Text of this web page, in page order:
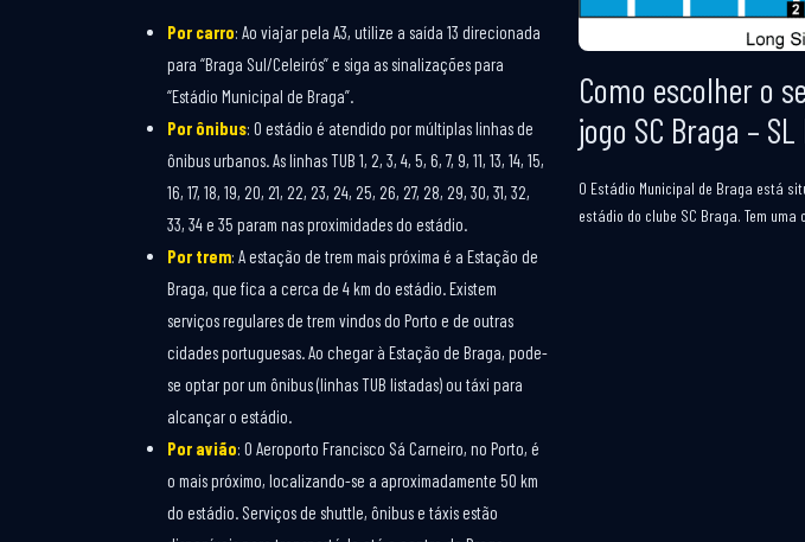
Por carro: Ao viajar pela A3, utilize a saída 13 direcionada
para “Braga Sul/Celeirós” e siga as sinalizações para
“Estádio Municipal de Braga”.
Por ônibus: O estádio é atendido por múltiplas linhas de
ônibus urbanos. As linhas TUB 1, 2, 3, 4, 5, 6, 7, 9, 11, 13, 14, 15,
16, 17, 18, 19, 20, 21, 22, 23, 24, 25, 26, 27, 28, 29, 30, 31, 32,
33, 34 e 35 param nas proximidades do estádio.
Por trem: A estação de trem mais próxima é a Estação de
Braga, que fica a cerca de 4 km do estádio. Existem
serviços regulares de trem vindos do Porto e de outras
cidades portuguesas. Ao chegar à Estação de Braga, pode-
se optar por um ônibus (linhas TUB listadas) ou táxi para
alcançar o estádio.
Por avião: O Aeroporto Francisco Sá Carneiro, no Porto, é
o mais próximo, localizando-se a aproximadamente 50 km
do estádio. Serviços de shuttle, ônibus e táxis estão
Como escolher o
jogo SC Braga –
O Estádio Municipal de Braga está
estádio do clube SC Braga. Tem uma